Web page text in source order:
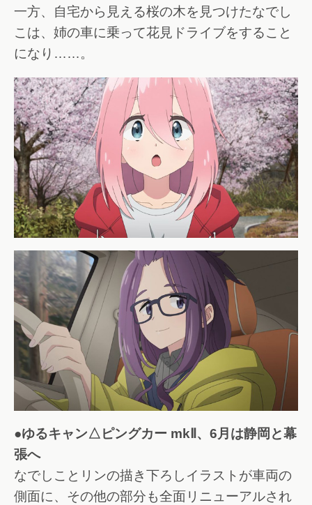
一方、自宅から見える桜の木を見つけたなでし
こは、姉の車に乗って花見ドライブをすること
になり……。
●ゆるキャン△ピングカー mkⅡ、6月は静岡と幕
張へ
なでしことリンの描き下ろしイラストが車両の
側面に、その他の部分も全面リニューアルされ